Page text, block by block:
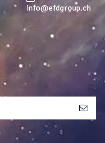
info@efdgroup.ch